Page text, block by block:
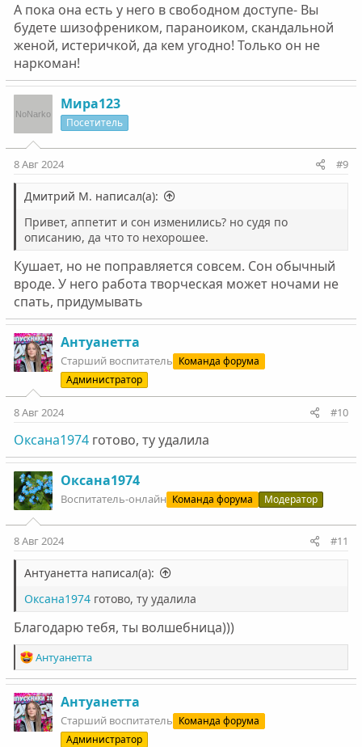
А пока она есть у него в свободном доступе- Вы
будете шизофреником, параноиком, скандальной
женой, истеричкой, да кем угодно! Только он не
наркоман!
Мира123
Посетитель
8 Авг 2024 #9
Дмитрий М. написал(а):
Привет, аппетит и сон изменились? но судя по
описанию, да что то нехорошее.
Кушает, но не поправляется совсем. Сон обычный
вроде. У него работа творческая может ночами не
спать, придумывать
Антуанетта
Старший воспитатель Команда форума
Администратор
8 Авг 2024 #10
Оксана1974готово, ту удалила
Оксана1974
Воспитатель-онлайн Команда форума Модератор
8 Авг 2024 #11
Антуанетта написал(а):
Оксана1974готово, ту удалила
Благодарю тебя, ты волшебница)))
Р
е
а
к
ц
и
Антуанетта
Антуанетта
Старший воспитатель Команда форума
Администратор